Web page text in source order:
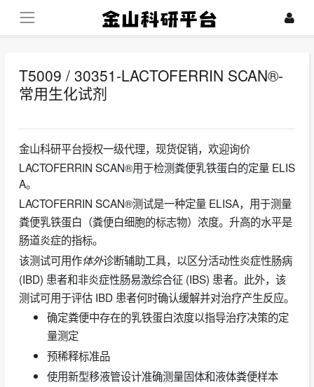
T5009 / 30351-LACTOFERRIN SCAN®-
常用生化试剂
金山科研平台授权一级代理，现货促销，欢迎询价
LACTOFERRIN SCAN®用于检测粪便乳铁蛋白的定量 ELIS
A。
LACTOFERRIN SCAN®测试是一种定量 ELISA，用于测量
粪便乳铁蛋白（粪便白细胞的标志物）浓度。升高的水平是
肠道炎症的指标。
该测试可用作体外诊断辅助工具，以区分活动性炎症性肠病
(IBD) 患者和非炎症性肠易激综合征 (IBS) 患者。此外，该
测试可用于评估 IBD 患者何时确认缓解并对治疗产生反应。
确定粪便中存在的乳铁蛋白浓度以指导治疗决策的定
量测定
预稀释标准品
使用新型移液管设计准确测量固体和液体粪便样本